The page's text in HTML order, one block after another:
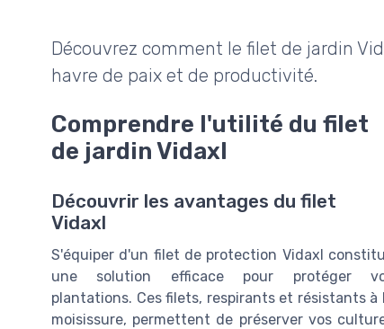
Découvrez comment le filet de jardin
havre de paix et de productivité.
Comprendre l'utilité du filet
de jardin Vidaxl
Découvrir les avantages du filet
Vidaxl
S'équiper d'un filet de protection Vidaxl
une solution efficace pour protéger
plantations. Ces filets, respirants et résistants à
moisissure, permettent de préserver vos